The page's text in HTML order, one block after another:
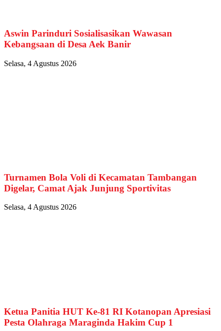
Aswin Parinduri Sosialisasikan Wawasan
Kebangsaan di Desa Aek Banir
Selasa, 4 Agustus 2026
Turnamen Bola Voli di Kecamatan Tambangan
Digelar, Camat Ajak Junjung Sportivitas
Selasa, 4 Agustus 2026
Ketua Panitia HUT Ke-81 RI Kotanopan Apresiasi
Pesta Olahraga Maraginda Hakim Cup 1